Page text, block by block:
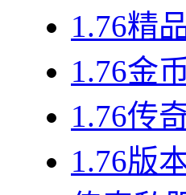
1.76精
1.76金
1.76传
1.76版